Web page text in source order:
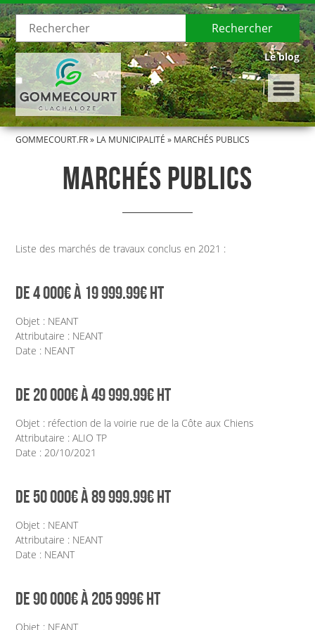
Rechercher
LE VILLAGE
Présentation de Gommecourt
Histoire de Gommecourt
LA MUNICIPALITÉ
Le Conseil municipal
Marchés publics
VIE COMMUNALE
École et organisation périscolaire
Associations
Salle communale
Le blog
GOMMECOURT.FR» LA MUNICIPALITÉ » MARCHÉS PUBLICS
MARCHÉS PUBLICS
Liste des marchés de travaux conclus en 2021 :
DE 4 000€ À 19 999.99€ HT
Objet : NEANT
Attributaire : NEANT
Date : NEANT
DE 20 000€ À 49 999.99€ HT
Objet : réfection de la voirie rue de la Côte aux Chiens
Attributaire : ALIO TP
Date : 20/10/2021
DE 50 000€ À 89 999.99€ HT
Objet : NEANT
Attributaire : NEANT
Date : NEANT
DE 90 000€ À 205 999€ HT
Objet : NEANT